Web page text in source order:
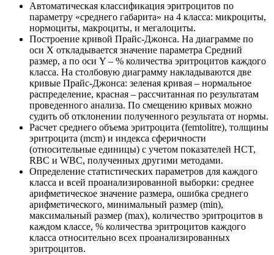
Автоматическая классификация эритроцитов по
параметру «среднего габарита» на 4 класса: микроциты,
нормоциты, макроциты, и мегалоциты.
Построение кривой Прайс-Джонса. На диаграмме по
оси X откладывается значение параметра Средний
размер, а по оси Y – % количества эритроцитов каждого
класса. На столбовую диаграмму накладываются две
кривые Прайс-Джонса: зеленая кривая – нормальное
распределение, красная – рассчитанная по результатам
проведенного анализа. По смещению кривых можно
судить об отклонении полученного результата от нормы.
Расчет среднего объема эритроцита (femtolitre), толщины
эритроцита (mcm) и индекса сферичности
(относительные единицы) с учетом показателей HCT,
RBC и WBC, полученных другими методами.
Определение статистических параметров для каждого
класса и всей проанализированной выборки: среднее
арифметическое значение размера, ошибка среднего
арифметического, минимальный размер (min),
максимальный размер (max), количество эритроцитов в
каждом классе, % количества эритроцитов каждого
класса относительно всех проанализированных
эритроцитов.